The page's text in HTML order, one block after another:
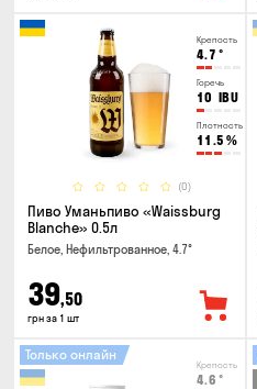
Крепость
4.7 °
Горечь
10 IBU
Плотность
11.5 %
(0)
Пиво Уманьпиво «Waissburg
Blanche» 0.5л
Белое, Нефильтрованное, 4.7°
39,50
грн за 1 шт
Крепость
4.6 °
Только онлайн